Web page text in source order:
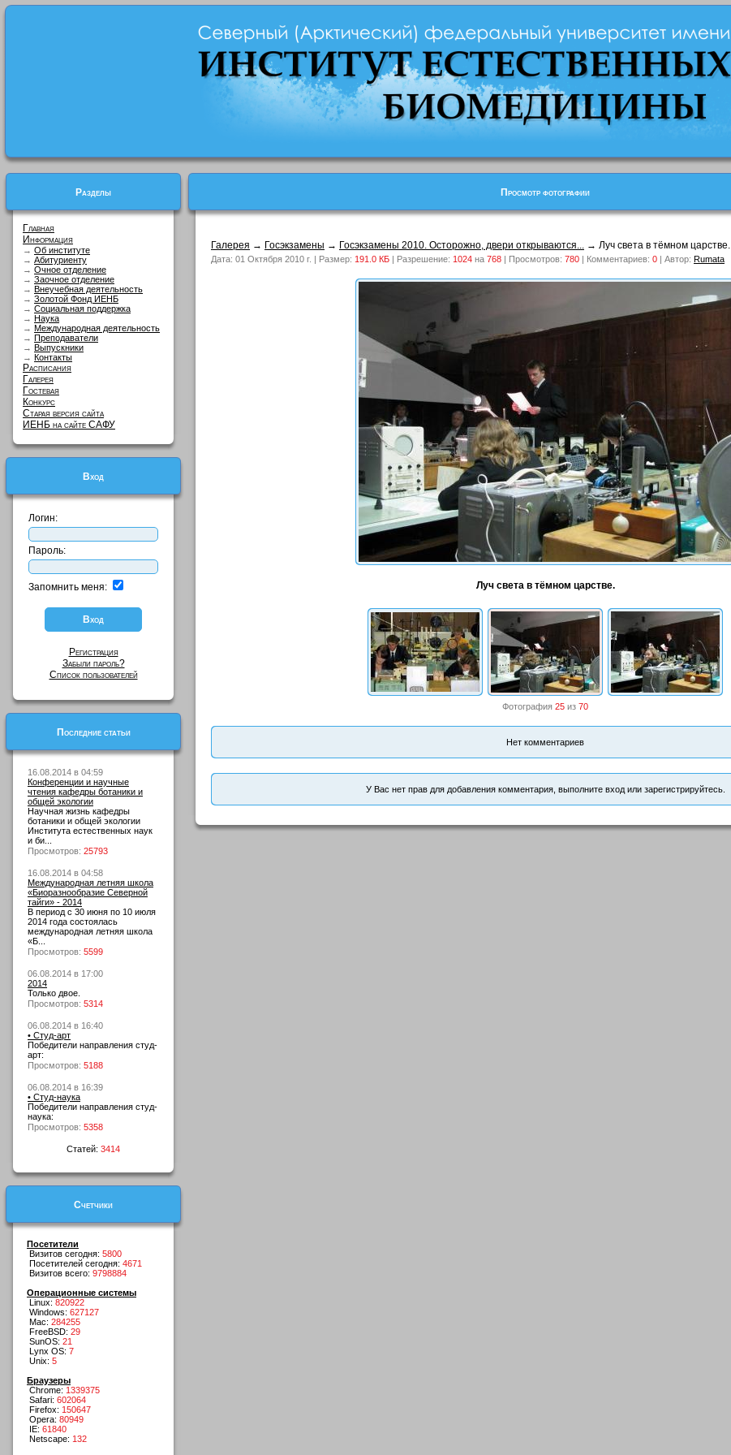
Разделы
Главная
Информация
→ Об институте
→ Абитуриенту
→ Очное отделение
→ Заочное отделение
→ Внеучебная деятельность
→ Золотой Фонд ИЕНБ
→ Социальная поддержка
→ Наука
→ Международная деятельность
→ Преподаватели
→ Выпускники
→ Контакты
Расписания
Галерея
Гостевая
Конкурс
Старая версия сайта
ИЕНБ на сайте САФУ
Вход
Логин:
Пароль:
Запомнить меня:
Регистрация
Забыли пароль?
Список пользователей
Последние статьи
16.08.2014 в 04:59
Конференции и научные
чтения кафедры ботаники и
общей экологии
Научная жизнь кафедры
ботаники и общей экологии
Института естественных наук
и би...
Просмотров: 25793
16.08.2014 в 04:58
Международная летняя школа
«Биоразнообразие Северной
тайги» - 2014
В период с 30 июня по 10 июля
2014 года состоялась
международная летняя школа
«Б...
Просмотров: 5599
06.08.2014 в 17:00
2014
Только двое.
Просмотров: 5314
06.08.2014 в 16:40
• Студ-арт
Победители направления студ-
арт:
Просмотров: 5188
06.08.2014 в 16:39
• Студ-наука
Победители направления студ-
наука:
Просмотров: 5358
Статей: 3414
Счетчики
Посетители
Визитов сегодня: 5800
Посетителей сегодня: 4671
Визитов всего: 9798884
Операционные системы
Linux: 820922
Windows: 627127
Mac: 284255
FreeBSD: 29
SunOS: 21
Lynx OS: 7
Unix: 5
Браузеры
Chrome: 1339375
Safari: 602064
Firefox: 150647
Opera: 80949
IE: 61840
Netscape: 132
Просмотр фотографии
Галерея → Госэкзамены → Госэкзамены 2010. Осторожно, двери открываются... → Луч света в тёмном царстве.
Дата: 01 Октября 2010 г. | Размер: 191.0 КБ | Разрешение: 1024 на 768 | Просмотров: 780 | Комментариев: 0 | Автор: Rumata
Луч света в тёмном царстве.
Фотография 25 из 70
Нет комментариев
У Вас нет прав для добавления комментария, выполните вход или зарегистрируйтесь.